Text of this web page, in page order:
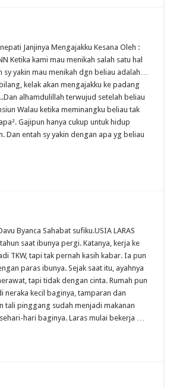
Janjinya Mengajakku Kesana Oleh :
Ketika kami mau menikah salah satu hal
sy yakin mau menikah dgn beliau adalah…
kelak akan mengajakku ke padang
alhamdulillah terwujud setelah beliau
Walau ketika meminangku beliau tak
Gajipun hanya cukup untuk hidup
Dan entah sy yakin dengan apa yg beliau
Byanca Sahabat sufiku.USIA LARAS
saat ibunya pergi. Katanya, kerja ke
TKW, tapi tak pernah kasih kabar. Ia pun
paras ibunya. Sejak saat itu, ayahnya
tapi tidak dengan cinta. Rumah pun
neraka kecil baginya, tamparan dan
tali pinggang sudah menjadi makanan
hari baginya. Laras mulai bekerja …